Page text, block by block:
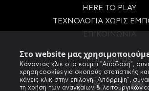
Στο website μας
Κάνοντας κλικ στο κουμπί "Αποδοχή",
χρήση cookies για σκοπούς στατιστικής
κάνεις κλικ στην επιλογή "Απόρριψη",
τη χρήση των αναγκαίων & λειτουργικών
HERE TO PLAY
ΤΕΧΝΟΛΟΓΙΑ ΧΩΡΙΣ
FOLLOW US